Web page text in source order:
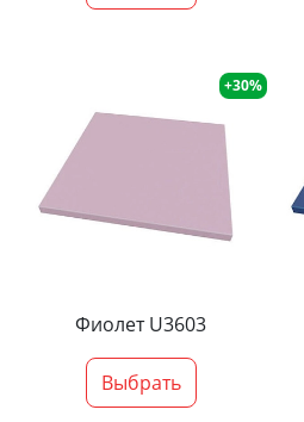
+30%
Фиолет U3603
Выбрать